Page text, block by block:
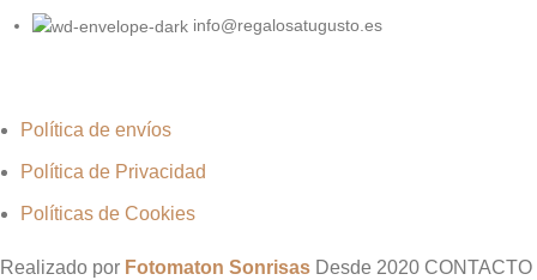
info@regalosatugusto.es
Política de envíos
Política de Privacidad
Políticas de Cookies
Realizado por Fotomaton Sonrisas Desde 2020 CONTACTO